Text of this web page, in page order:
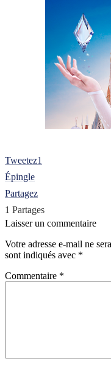
Tweetez1
Épingle
Partagez
1 Partages
Laisser un commentaire
Votre adresse e-mail ne
sont indiqués avec *
Commentaire *